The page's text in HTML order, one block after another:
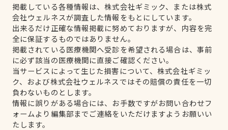
掲載している各種情報は、株式会社ギミック、または株式
会社ウェルネスが調査した情報をもとにしています。
出来るだけ正確な情報掲載に努めておりますが、内容を完
全に保証するものではありません。
掲載されている医療機関へ受診を希望される場合は、事前
に必ず該当の医療機関に直接ご確認ください。
当サービスによって生じた損害について、株式会社ギミッ
ク、および株式会社ウェルネスではその賠償の責任を一切
負わないものとします。
情報に誤りがある場合には、お手数ですがお問い合わせフ
ォームより編集部までご連絡をいただけますようお願いい
たします。